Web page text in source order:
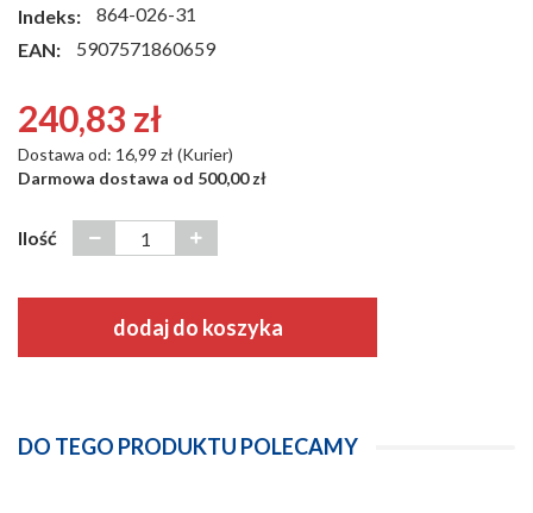
Indeks:
864-026-31
EAN:
5907571860659
240,83 zł
Dostawa od: 16,99 zł (Kurier)
Darmowa dostawa od 500,00 zł
Ilość
dodaj do koszyka
DO TEGO PRODUKTU POLECAMY